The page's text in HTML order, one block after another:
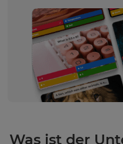
Was ist der